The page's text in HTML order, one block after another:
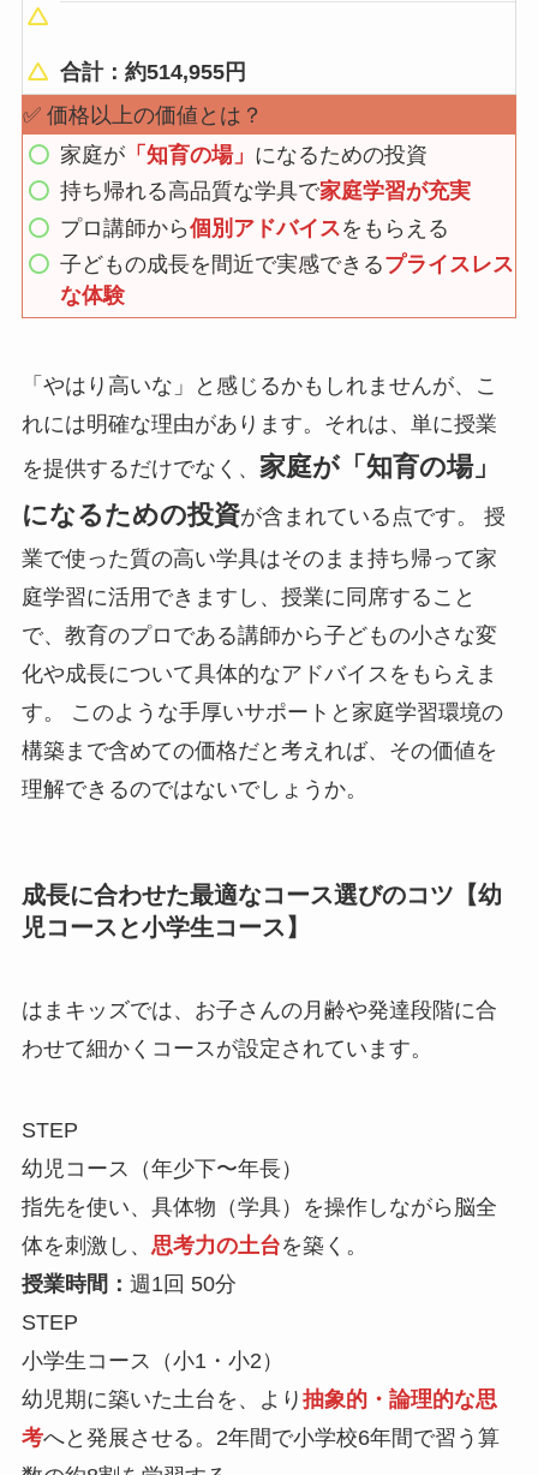
合計：約514,955円
✅ 価格以上の価値とは？
家庭が 「知育の場」 になるための投資
持ち帰れる高品質な学具で家庭学習が充実
プロ講師から個別アドバイスをもらえる
子どもの成長を間近で実感できるプライスレス
な体験
「やはり高いな」と感じるかもしれませんが、こ
れには明確な理由があります。それは、単に授業
を提供するだけでなく、 家庭が「知育の場」
になるための投資が含まれている点です。 授
業で使った質の高い学具はそのまま持ち帰って家
庭学習に活用できますし、授業に同席すること
で、教育のプロである講師から子どもの小さな変
化や成長について具体的なアドバイスをもらえま
す。 このような手厚いサポートと家庭学習環境の
構築まで含めての価格だと考えれば、その価値を
理解できるのではないでしょうか。
成長に合わせた最適なコース選びのコツ【幼
児コースと小学生コース】
はまキッズでは、お子さんの月齢や発達段階に合
わせて細かくコースが設定されています。
STEP
幼児コース（年少下〜年長）
指先を使い、具体物（学具）を操作しながら脳全
体を刺激し、 思考力の土台を築く。
授業時間： 週1回 50分
STEP
小学生コース（小1・小2）
幼児期に築いた土台を、より 抽象的・論理的な思
考へと発展させる。2年間で小学校6年間で習う算